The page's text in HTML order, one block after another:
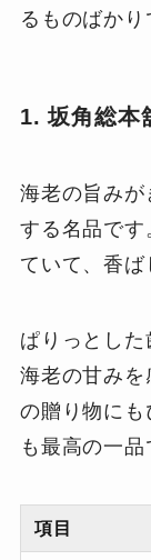
るものばかり
1. 坂角総本
海老の旨み
する名品で
ていて、香ば
ぱりっとし
海老の甘み
の贈り物にも
も最高の一品
項目